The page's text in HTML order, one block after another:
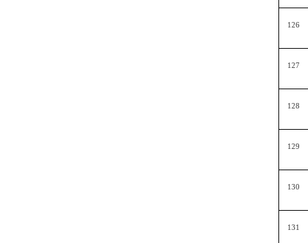
126
127
128
129
130
131